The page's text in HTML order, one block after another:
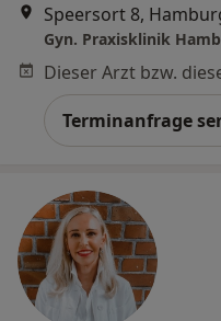
Speersort 8,
Terminanfrage